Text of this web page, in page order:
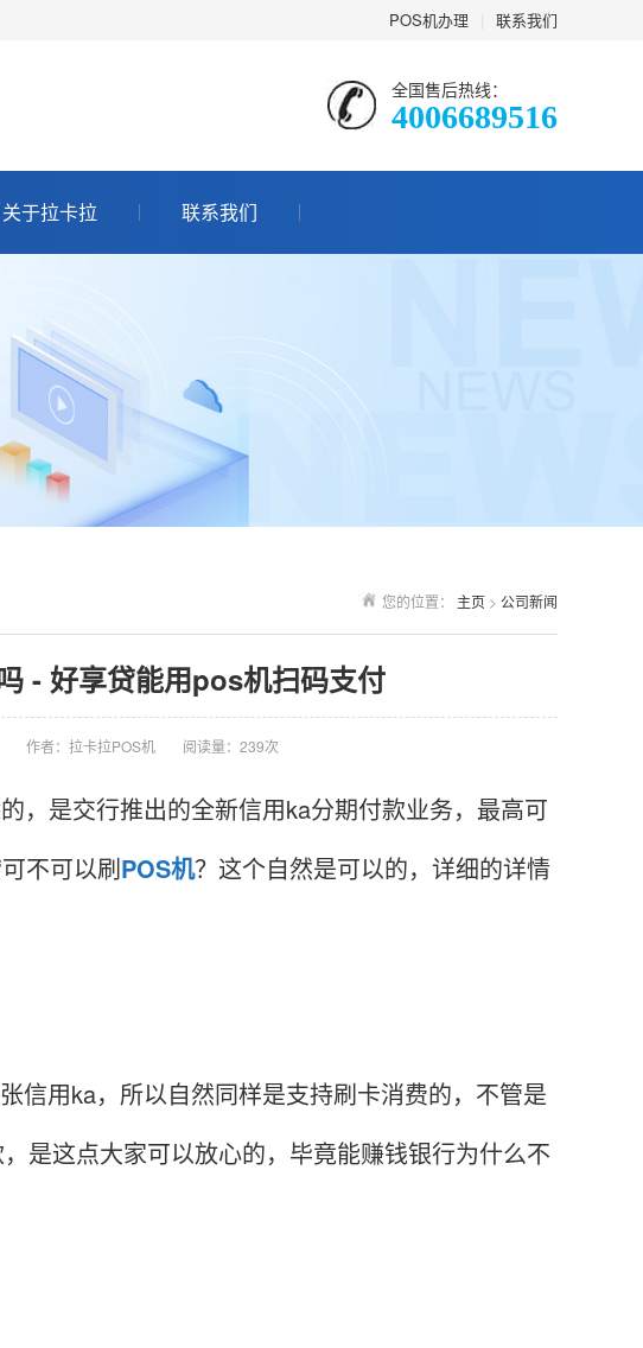
POS机办理 联系我们
全国售后热线：
4006689516
关于拉卡拉 联系我们
您的位置： 主页 > 公司新闻
- 好享贷能用pos机扫码支付
作者：拉卡拉POS机 阅读量：239次
，是交行推出的全新信用ka分期付款业务，最高可
不可以刷POS机？这个自然是可以的，详细的详情
信用ka，所以自然同样是支持刷卡消费的，不管是
是这点大家可以放心的，毕竟能赚钱银行为什么不